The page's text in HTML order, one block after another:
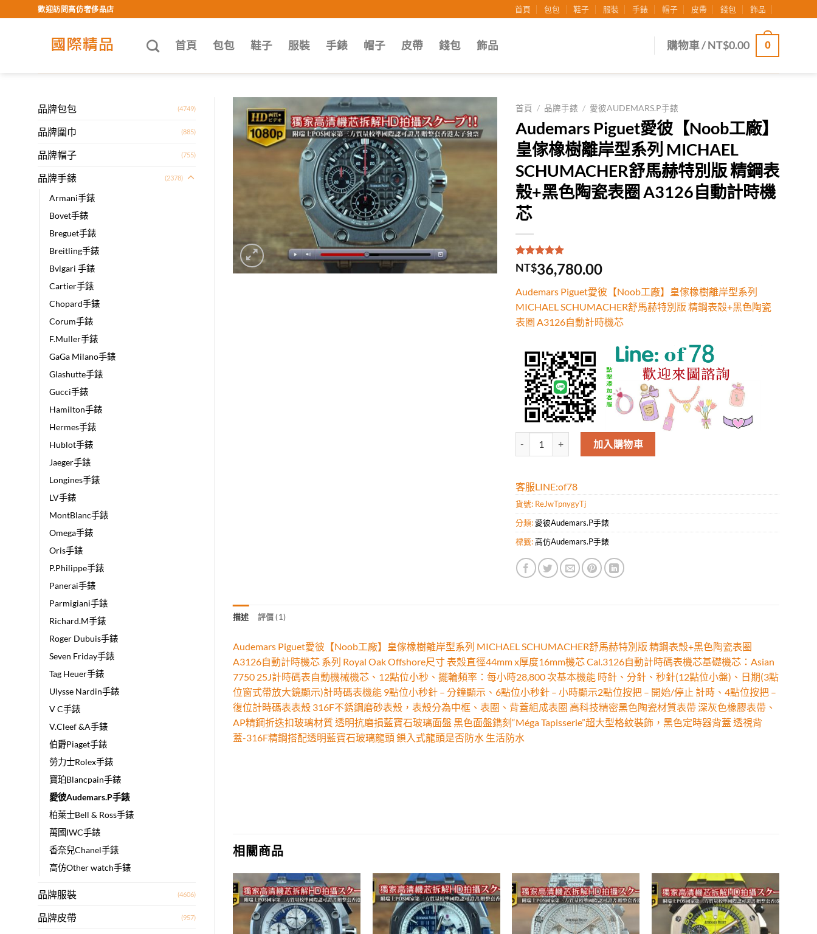
to
歡迎訪問高仿奢侈品店 首頁 包包 鞋子 服裝 手錶 帽子 皮帶 錢包 飾品
首頁 包包 鞋子 服裝 手錶 帽子 皮帶 錢包 飾品 購物車 /NT$0.00 0
品牌包包 (4749)
品牌圍巾 (885)
品牌帽子 (755)
品牌手錶 (2378)
Armani手錶
Bovet手錶
Breguet手錶
Breitling手錶
Bvlgari 手錶
Cartier手錶
Chopard手錶
Corum手錶
F.Muller手錶
GaGa Milano手錶
Glashutte手錶
Gucci手錶
Hamilton手錶
Hermes手錶
Hublot手錶
Jaeger手錶
Longines手錶
LV手錶
MontBlanc手錶
Omega手錶
Oris手錶
P.Philippe手錶
Panerai手錶
Parmigiani手錶
Richard.M手錶
Roger Dubuis手錶
Seven Friday手錶
Tag Heuer手錶
Ulysse Nardin手錶
V C手錶
V.Cleef &A手錶
伯爵Piaget手錶
勞力士Rolex手錶
寶珀Blancpain手錶
愛彼Audemars.P手錶
柏萊士Bell & Ross手錶
萬國IWC手錶
香奈兒Chanel手錶
高仿Other watch手錶
品牌服裝 (4606)
品牌皮帶 (957)
Add to
wishlist
首頁 / 品牌手錶 / 愛彼AUDEMARS.P手錶
Audemars Piguet愛彼【Noob工廠】
皇傢橡樹離岸型系列 MICHAEL
SCHUMACHER舒馬赫特別版 精鋼表
殼+黑色陶瓷表圈 A3126自動計時機
芯
評分5.00 /
5，已有
1
位
分
NT$36,780.00
Audemars Piguet愛彼【Noob工廠】皇傢橡樹離岸型系列
MICHAEL SCHUMACHER舒馬赫特別版 精鋼表殼+黑色陶瓷
表圈 A3126自動計時機芯
Audemars Piguet愛彼【Noob工廠】皇傢橡樹離岸型系列 MICHAEL
加入購物車
客服LINE:of78
貨號: ReJwTpnygyTj
分類: 愛彼Audemars.P手錶
標籤:高仿Audemars.P手錶
描述 評價 (1)
Audemars Piguet愛彼【Noob工廠】皇傢橡樹離岸型系列 MICHAEL SCHUMACHER舒馬赫特別版 精鋼表殼+黑色陶瓷表圈
A3126自動計時機芯 系列 Royal Oak Offshore尺寸 表殼直徑44mm x厚度16mm機芯 Cal.3126自動計時碼表機芯基礎機芯：Asian
7750 25J計時碼表自動機械機芯、12點位小秒、擺輪頻率：每小時28,800 次基本機能 時針、分針、秒針(12點位小盤)、日期(3點
位窗式帶放大鏡顯示)計時碼表機能 9點位小秒針 – 分鐘顯示、6點位小秒針 – 小時顯示2點位按把 – 開始/停止 計時、4點位按把 –
復位計時碼表表殼 316F不銹鋼磨砂表殼，表殼分為中框、表圈、背蓋組成表圈 高科技精密黑色陶瓷材質表帶 深灰色橡膠表帶、
AP精鋼折迭扣玻璃材質 透明抗磨損藍寶石玻璃面盤 黑色面盤鐫刻“Méga Tapisserie”超大型格紋裝飾，黑色定時器背蓋 透視背
蓋-316F精鋼搭配透明藍寶石玻璃龍頭 鎖入式龍頭是否防水 生活防水
相關商品
Add to
wishlist
Add to
wishlist
Add to
wishlist
Add to
wishlist
wishlist
wishlist